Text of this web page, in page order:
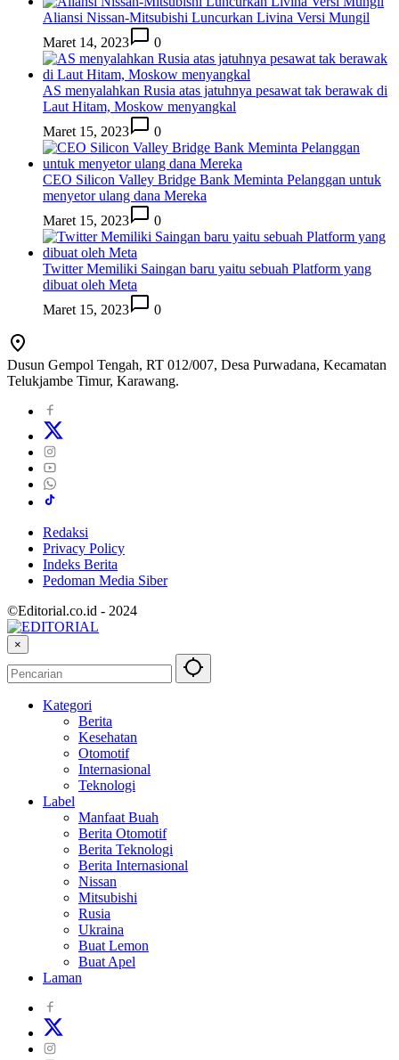
Aliansi Nissan-Mitsubishi Luncurkan Livina Versi Mungil
Maret 14, 2023
0
AS menyalahkan Rusia atas jatuhnya pesawat tak berawak di
Laut Hitam, Moskow menyangkal
Maret 15, 2023
0
CEO Silicon Valley Bridge Bank Meminta Pelanggan untuk
menyetor ulang dana Mereka
Maret 15, 2023
0
Twitter Memiliki Saingan baru yaitu sebuah Platform yang
dibuat oleh Meta
Maret 15, 2023
0
Dusun Gempol Tengah, RT 012/007, Desa Purwadana, Kecamatan
Telukjambe Timur, Karawang.
Redaksi
Privacy Policy
Indeks Berita
Pedoman Media Siber
©Editorial.co.id - 2024
×
Kategori
Berita
Kesehatan
Otomotif
Internasional
Teknologi
Label
Manfaat Buah
Berita Otomotif
Berita Teknologi
Berita Internasional
Nissan
Mitsubishi
Rusia
Ukraina
Buat Lemon
Buat Apel
Laman